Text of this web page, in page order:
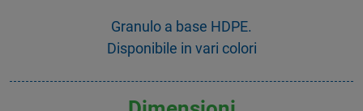
Granulo a base HDPE.
Disponibile in vari colori